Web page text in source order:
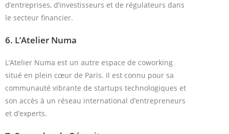
d’entreprises, d’investisseurs et de régulateurs dans
le secteur financier.
6. L’Atelier Numa
L’Atelier Numa est un autre espace de coworking
situé en plein cœur de Paris. Il est connu pour sa
communauté vibrante de startups technologiques et
son accès à un réseau international d’entrepreneurs
et d’experts.